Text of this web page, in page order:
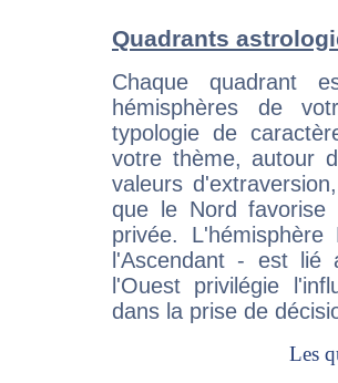
Quadrants
Chaque quadrant
hémisphères de
typologie de
votre thème, autour
valeurs
que le Nord favorise
privée.
l'Ascendant - est
l'Ouest privilégie
dans la prise de